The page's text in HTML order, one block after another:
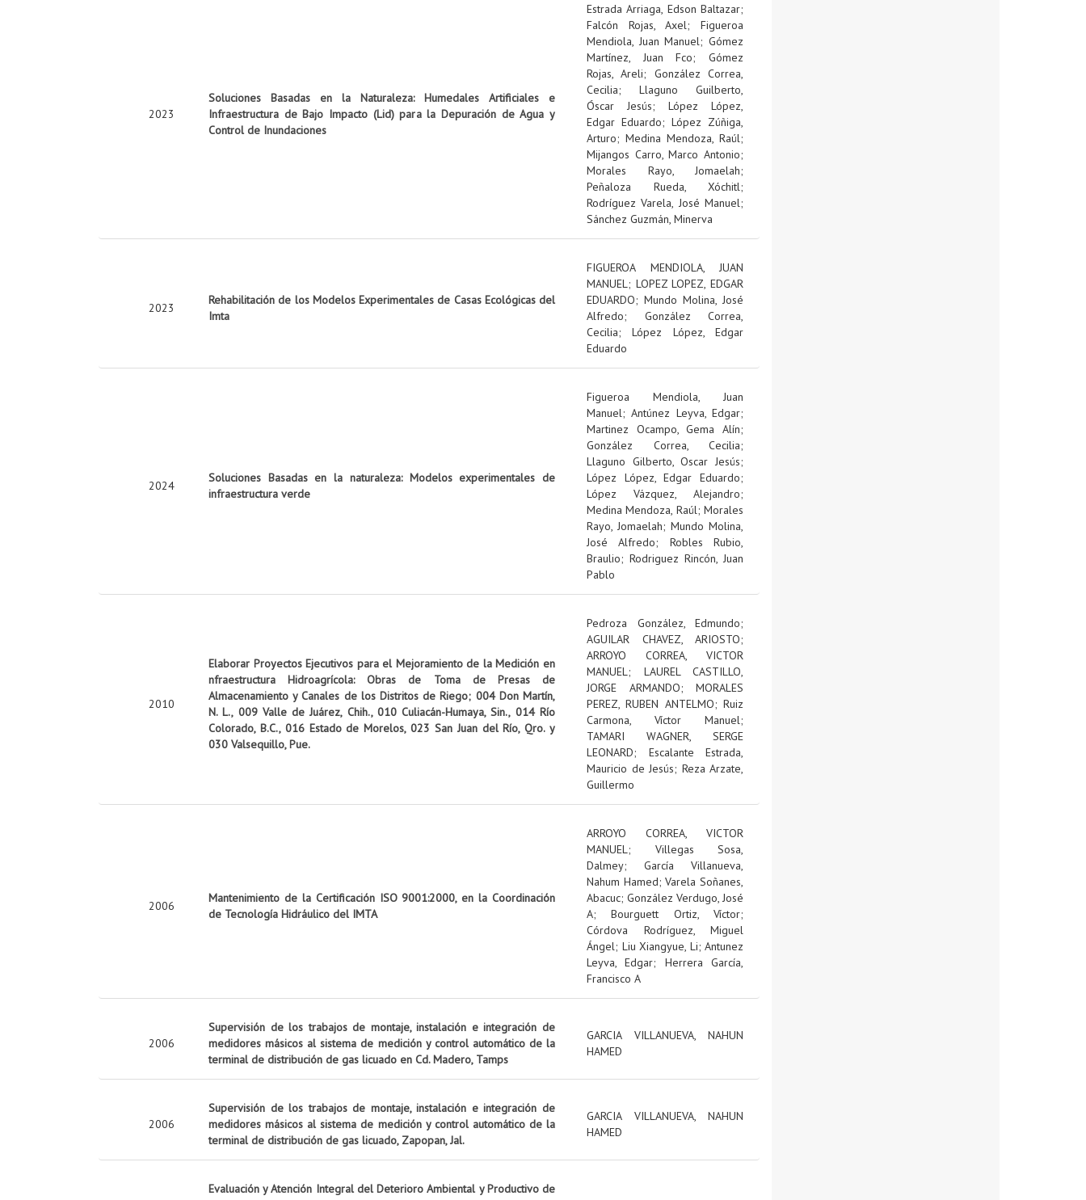
2023
Soluciones Basadas en la Naturaleza: Humedales Artificiales e
Infraestructura de Bajo Impacto (Lid) para la Depuración de Agua y
Control de Inundaciones
Estrada Arriaga, Edson Baltazar;
Falcón Rojas, Axel;Figueroa
Mendiola, Juan Manuel;Gómez
Martínez, Juan Fco;Gómez
Rojas, Areli; González Correa,
Cecilia; Llaguno Guilberto,
Óscar Jesús; López López,
Edgar Eduardo; López Zúñiga,
Arturo; Medina Mendoza, Raúl;
Mijangos Carro, Marco Antonio;
Morales Rayo, Jomaelah;
Peñaloza Rueda, Xóchitl;
Rodríguez Varela, José Manuel;
Sánchez Guzmán, Minerva
2023
Rehabilitación de los Modelos Experimentales de Casas Ecológicas del
Imta
FIGUEROA MENDIOLA, JUAN
MANUEL; LOPEZ LOPEZ, EDGAR
EDUARDO; Mundo Molina, José
Alfredo; González Correa,
Cecilia;López López, Edgar
Eduardo
2024
Soluciones Basadas en la naturaleza: Modelos experimentales de
infraestructura verde
Figueroa Mendiola, Juan
Manuel;Antúnez Leyva, Edgar;
Martinez Ocampo, Gema Alín;
González Correa, Cecilia;
Llaguno Gilberto, Oscar Jesús;
López López, Edgar Eduardo;
López Vázquez, Alejandro;
Medina Mendoza, Raúl;Morales
Rayo, Jomaelah; Mundo Molina,
José Alfredo; Robles Rubio,
Braulio; Rodriguez Rincón, Juan
Pablo
2010
Elaborar Proyectos Ejecutivos para el Mejoramiento de la Medición en
nfraestructura Hidroagrícola: Obras de Toma de Presas de
Almacenamiento y Canales de los Distritos de Riego; 004 Don Martín,
N. L., 009 Valle de Juárez, Chih., 010 Culiacán-Humaya, Sin., 014 Río
Colorado, B.C., 016 Estado de Morelos, 023 San Juan del Río, Qro. y
030 Valsequillo, Pue.
Pedroza González, Edmundo;
AGUILAR CHAVEZ, ARIOSTO;
ARROYO CORREA, VICTOR
MANUEL; LAUREL CASTILLO,
JORGE ARMANDO; MORALES
PEREZ, RUBEN ANTELMO;Ruiz
Carmona, Víctor Manuel;
TAMARI WAGNER, SERGE
LEONARD; Escalante Estrada,
Mauricio de Jesús; Reza Arzate,
Guillermo
2006
Mantenimiento de la Certificación ISO 9001:2000, en la Coordinación
de Tecnología Hidráulico del IMTA
ARROYO CORREA, VICTOR
MANUEL; Villegas Sosa,
Dalmey; García Villanueva,
Nahum Hamed;Varela Soñanes,
Abacuc; González Verdugo, José
A;Bourguett Ortiz, Víctor;
Córdova Rodríguez, Miguel
Ángel; Liu Xiangyue, Li; Antunez
Leyva, Edgar; Herrera García,
Francisco A
2006
Supervisión de los trabajos de montaje, instalación e integración de
medidores másicos al sistema de medición y control automático de la
terminal de distribución de gas licuado en Cd. Madero, Tamps
GARCIA VILLANUEVA, NAHUN
HAMED
2006
Supervisión de los trabajos de montaje, instalación e integración de
medidores másicos al sistema de medición y control automático de la
terminal de distribución de gas licuado, Zapopan, Jal.
GARCIA VILLANUEVA, NAHUN
HAMED
Evaluación y Atención Integral del Deterioro Ambiental y Productivo de